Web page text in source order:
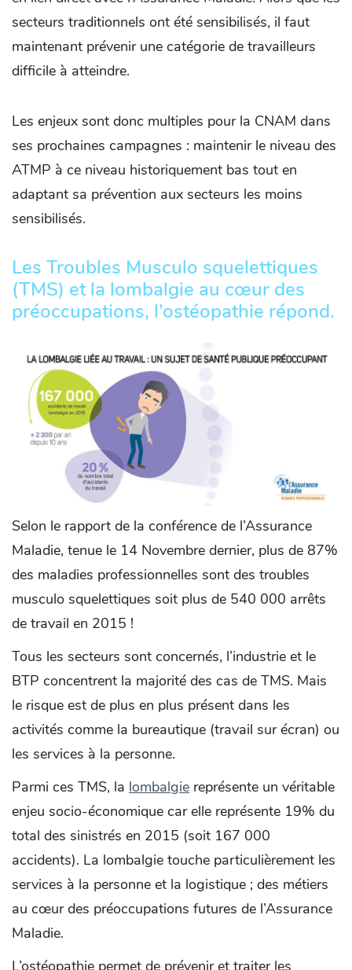
secteurs traditionnels ont été sensibilisés, il faut
maintenant prévenir une catégorie de travailleurs
difficile à atteindre.
Les enjeux sont donc multiples pour la CNAM dans
ses prochaines campagnes : maintenir le niveau des
ATMP à ce niveau historiquement bas tout en
adaptant sa prévention aux secteurs les moins
sensibilisés.
Les Troubles Musculo squelettiques
(TMS) et la lombalgie au cœur des
préoccupations, l’ostéopathie répond.
Selon le rapport de la conférence de l’Assurance
Maladie, tenue le 14 Novembre dernier, plus de 87%
des maladies professionnelles sont des troubles
musculo squelettiques soit plus de 540 000 arrêts
de travail en 2015 !
Tous les secteurs sont concernés, l’industrie et le
BTP concentrent la majorité des cas de TMS. Mais
le risque est de plus en plus présent dans les
activités comme la bureautique (travail sur écran) ou
les services à la personne.
Parmi ces TMS, la lombalgie représente un véritable
enjeu socio-économique car elle représente 19% du
total des sinistrés en 2015 (soit 167 000
accidents). La lombalgie touche particulièrement les
services à la personne et la logistique ; des métiers
au cœur des préoccupations futures de l’Assurance
Maladie.
L’ostéopathie permet de prévenir et traiter les